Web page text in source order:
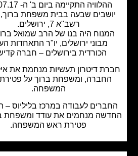
ההלוויה התקיימה ביום ב' ה- 10.07.17.
שבעה בבית משפחת ברוך, רחוב
היה בנו של הרב שמואל ברוך ז"ל,
מבוני ירושלים, יו"ר התאחדות העדה
הכורדית בירושלים – חברה קדישא.
דיטרון תעשיות מנחמת את איל, עובד
החברה, ומשפחת ברוך על פטירת אבי
המשפחה.
לעבודה במרכז בליליוס – תלפיות
מנחמים את עודד ומשפחת ברוך על
פטירת ראש המשפחה.